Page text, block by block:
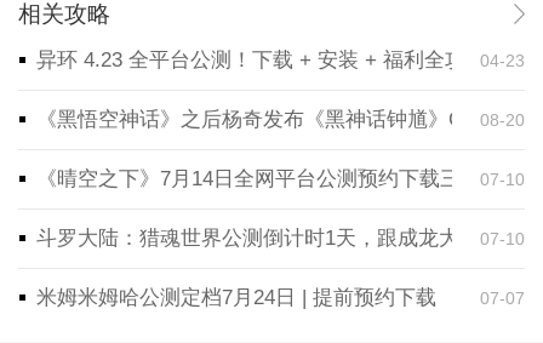
相关攻略
异环 4.23 全平台公测！下载 + 安装 + 福利全攻略，一
04-23
《黑悟空神话》之后杨奇发布《黑神话钟馗》CG！预
08-20
《晴空之下》7月14日全网平台公测预约下载三端同步
07-10
斗罗大陆：猎魂世界公测倒计时1天，跟成龙大哥一起
07-10
米姆米姆哈公测定档7月24日 | 提前预约下载 07-07